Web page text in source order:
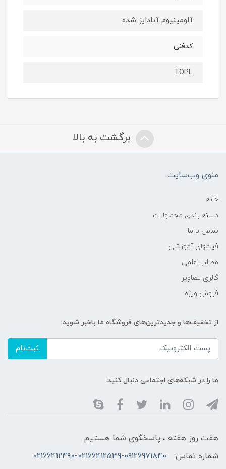
آلومینیوم آنادایز شده
کدفنی
TOPL
برگشت به بالا
منوی وب‌سایت
خانه
دسته بندی محصولات
تماس با ما
فیلمهای آموزشی
مطالب علمی
گالری تصاویر
فروش ویژه
از تخفیف‌ها و جدیدترین‌های فروشگاه ما باخبر شوید:
ثبت‌نام
ما را در شبکه‌های اجتماعی دنبال کنید:
هفت روز هفته ، پاسخگوی شما هستیم
شماره تماس:
02166412490-02166412539-09126971840